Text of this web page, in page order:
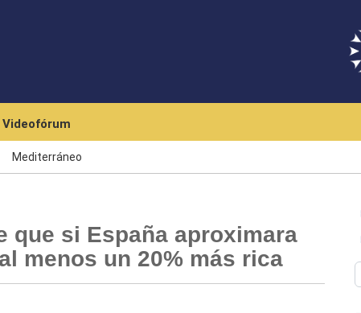
Videofórum
Mediterráneo
que si España aproximara
menos un 20% más rica